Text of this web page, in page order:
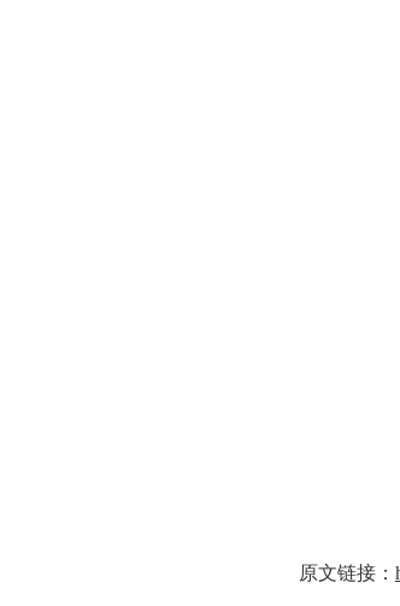
原文链接：